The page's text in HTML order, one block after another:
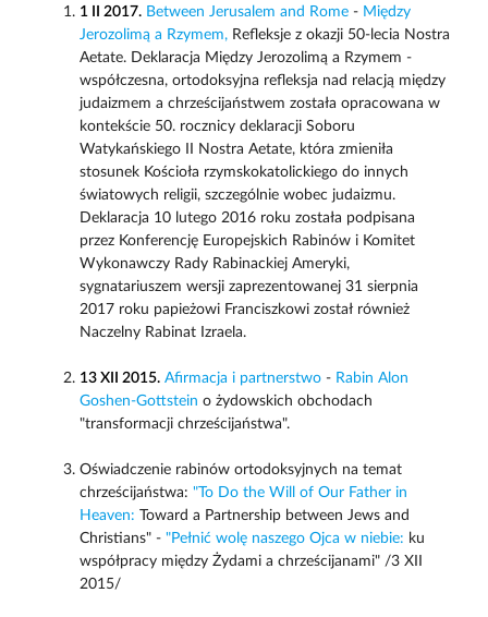
1 II 2017. Between Jerusalem and Rome- Między
Jerozolimą a Rzymem, Refleksje z okazji 50-lecia Nostra
Aetate. Deklaracja Między Jerozolimą a Rzymem -
współczesna, ortodoksyjna refleksja nad relacją między
judaizmem a chrześcijaństwem została opracowana w
kontekście 50. rocznicy deklaracji Soboru
Watykańskiego II Nostra Aetate, która zmieniła
stosunek Kościoła rzymskokatolickiego do innych
światowych religii, szczególnie wobec judaizmu.
Deklaracja 10 lutego 2016 roku została podpisana
przez Konferencję Europejskich Rabinów i Komitet
Wykonawczy Rady Rabinackiej Ameryki,
sygnatariuszem wersji zaprezentowanej 31 sierpnia
2017 roku papieżowi Franciszkowi został również
Naczelny Rabinat Izraela.
13 XII 2015. Afirmacja i partnerstwo- Rabin Alon
Goshen-Gottstein o żydowskich obchodach
"transformacji chrześcijaństwa".
Oświadczenie rabinów ortodoksyjnych na temat
chrześcijaństwa: "To Do the Will of Our Father in
Heaven: Toward a Partnership between Jews and
Christians" - "Pełnić wolę naszego Ojca w niebie: ku
współpracy między Żydami a chrześcijanami" /3 XII
2015/